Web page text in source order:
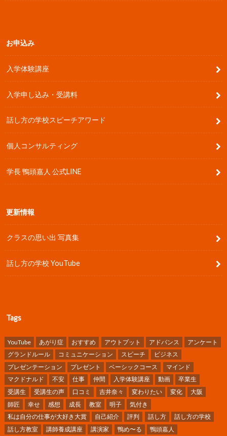
お申込み
入学体験講座
入学申し込み・受講料
話し方の学校スピーチアワード
個人コンサルティング
学長 鴨頭嘉人 公式LINE
更新情報
クラスの思い出 写真集
話し方の学校 YouTube
Tags
YouTube あがり症 おすすめ アウトプット アドバンス
アンケート
グランドルール
コミュニケーション スピーチ
ビジネス
プレゼンテーション
プレゼント ベーシックコース
マインド
マクドナルド
不安 仕事 仲間 入学体験講座 動画
卒業生
受講生
受講生の声 口コミ 吉井奈々 変わりたい 変化
大阪
師匠
幸せ 感想 成長 教室 明子
気付き
私は自分の仕事が大好き大賞
自己紹介 評判 話し方
話し方の学校
話し方教室
講師養成講座 講演家 鴨め〜る 鴨頭嘉人